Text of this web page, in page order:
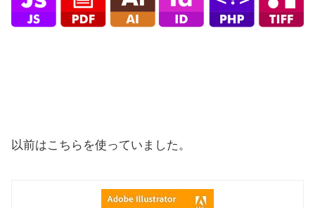
以前はこちらを使っていました。